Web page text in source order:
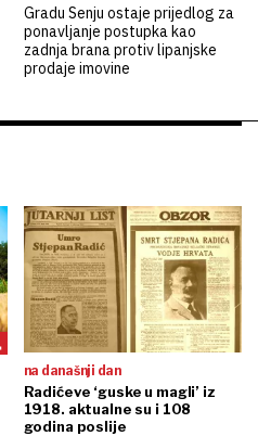
Gradu Senju ostaje prijedlog za
ponavljanje postupka kao
zadnja brana protiv lipanjske
prodaje imovine
na današnji dan
Radićeve ‘guske u magli’ iz
1918. aktualne su i 108
godina poslije